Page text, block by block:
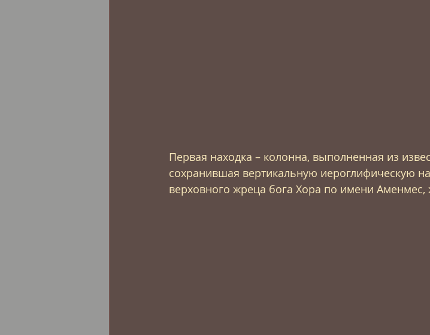
Первая находка – колонна, выполненная из
сохранившая вертикальную иероглифическую
верховного жреца бога Хора по имени Аменмес,